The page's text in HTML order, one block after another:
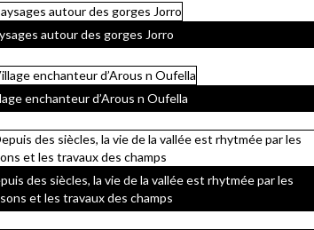
autour des gorges Jorro
enchanteur d’Arous n Oufella
des siècles, la vie de la vallée est rhytmée par les
et les travaux des champs